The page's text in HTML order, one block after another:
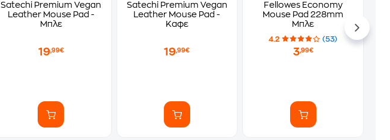
Satechi Premium Vegan
Leather Mouse Pad -
Μπλε
19,99€
Satechi Premium Vegan
Leather Mouse Pad -
Καφε
19,99€
Fellowes Economy
Mouse Pad 228mm
Μπλε
4.2 (53)
3,99€